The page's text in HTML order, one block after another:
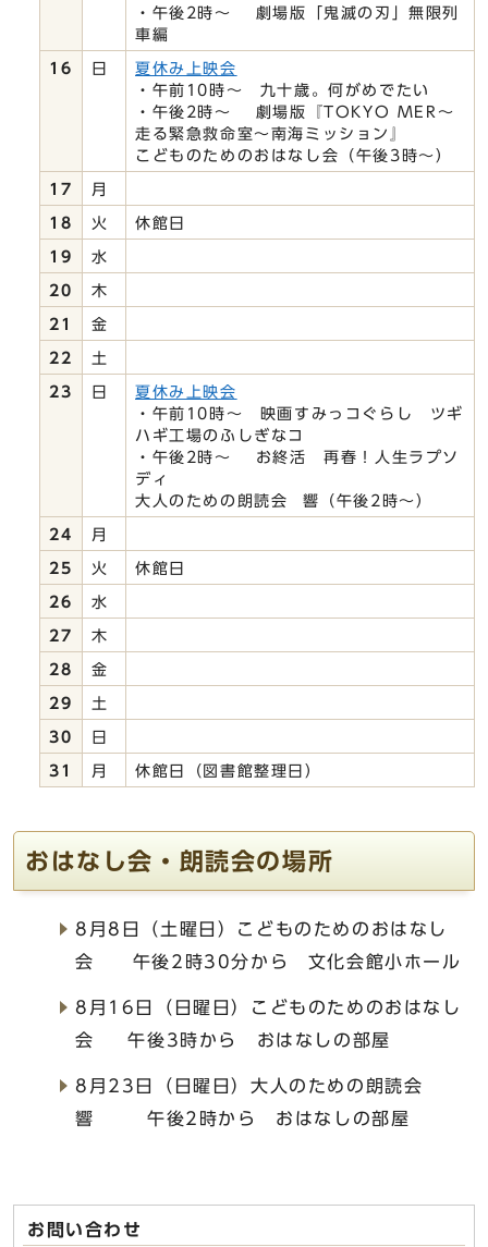
・午後2時～ 劇場版「鬼滅の刃」無限列
車編
16 日
夏休み上映会
・午前10時～ 九十歳。何がめでたい
・午後2時～ 劇場版『TOKYO MER～
走る緊急救命室～南海ミッション』
こどものためのおはなし会（午後3時～）
17 月
18 火 休館日
19 水
20 木
21 金
22 土
23 日
夏休み上映会
・午前10時～ 映画すみっコぐらし ツギ
ハギ工場のふしぎなコ
・午後2時～ お終活 再春！人生ラプソ
ディ
大人のための朗読会 響（午後2時～）
24 月
25 火 休館日
26 水
27 木
28 金
29 土
30 日
31 月 休館日（図書館整理日）
おはなし会・朗読会の場所
8月8日（土曜日）こどものためのおはなし
会 午後2時30分から 文化会館小ホール
8月16日（日曜日）こどものためのおはなし
会 午後3時から おはなしの部屋
8月23日（日曜日）大人のための朗読会
響 午後2時から おはなしの部屋
お問い合わせ